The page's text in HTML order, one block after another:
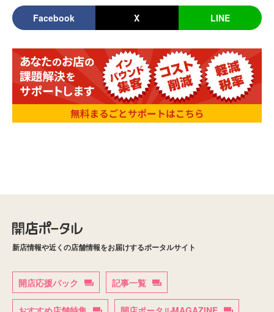
Facebook X LINE
新店情報や近くの店舗情報をお届けするポータルサイト
開店応援パック 記事一覧